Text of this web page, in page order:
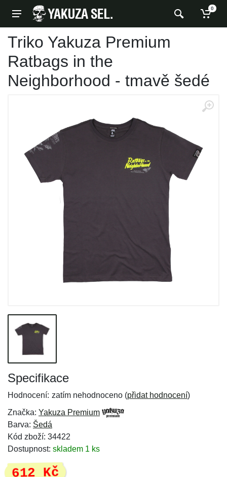
0
Triko Yakuza Premium
Ratbags in the
Neighborhood - tmavě šedé
Specifikace
Hodnocení: zatím nehodnoceno (přidat hodnocení)
Značka: Yakuza Premium
Barva: Šedá
Kód zboží: 34422
Dostupnost: skladem 1 ks
612 Kč